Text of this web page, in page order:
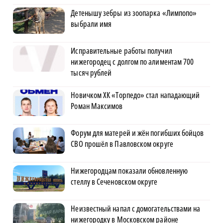
Детенышу зебры из зоопарка «Лимпопо»
выбрали имя
Исправительные работы получил
нижегородец с долгом по алиментам 700
тысяч рублей
Новичком ХК «Торпедо» стал нападающий
Роман Максимов
Форум для матерей и жён погибших бойцов
СВО прошёл в Павловском округе
Нижегородцам показали обновленную
стеллу в Сеченовском округе
Неизвестный напал с домогательствами на
нижегородку в Московском районе